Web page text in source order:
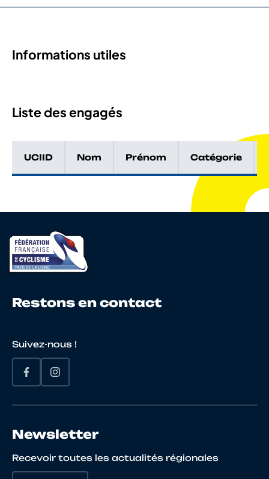
Informations utiles
Liste des engagés
UCIID Nom Prénom Catégorie
Restons en contact
Suivez-nous !
Newsletter
Recevoir toutes les actualités régionales